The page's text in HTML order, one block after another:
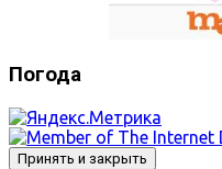
Погода